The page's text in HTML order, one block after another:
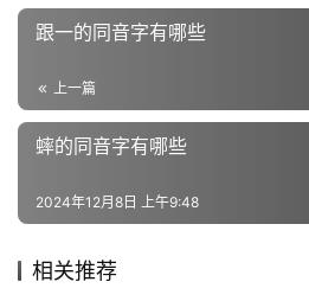
义
词
近
词
组
跟一的同音字有哪些
上一篇
蟀的同音字有哪些
2024年12月8日 上午9:48
相关推荐